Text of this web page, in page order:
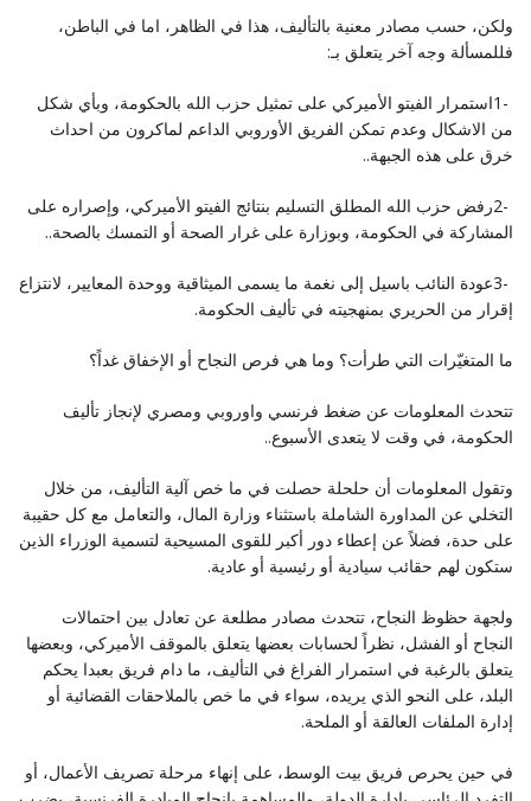
ولكن، حسب مصادر معنية بالتأليف، هذا في الظاهر، اما في الباطن،
فللمسألة وجه آخر يتعلق بـ‎:‎
‎1- ‎استمرار الفيتو الأميركي على تمثيل حزب الله بالحكومة، وبأي شكل
من الاشكال وعدم تمكن الفريق الأوروبي ‏الداعم لماكرون من احداث
خرق على هذه الجبهة‎..‎
‎2- ‎رفض حزب الله المطلق التسليم بنتائج الفيتو الأميركي، وإصراره على
المشاركة في الحكومة، وبوزارة على غرار ‏الصحة أو التمسك بالصحة‎..‎
‎3- ‎عودة النائب باسيل إلى نغمة ما يسمى الميثاقية ووحدة المعايير، لانتزاع
إقرار من الحريري بمنهجيته في تأليف ‏الحكومة‎.‎
ما المتغيّرات التي طرأت؟ وما هي فرص النجاح أو الإخفاق غداً؟
تتحدث المعلومات عن ضغط فرنسي واوروبي ومصري لإنجاز تأليف
الحكومة، في وقت لا يتعدى الأسبوع‎..‎
وتقول المعلومات أن حلحلة حصلت في ما خص آلية التأليف، من خلال
التخلي عن المداورة الشاملة باستثناء وزارة ‏المال، والتعامل مع كل حقيبة
على حدة، فضلاً عن إعطاء دور أكبر للقوى المسيحية لتسمية الوزراء الذين
ستكون لهم ‏حقائب سيادية أو رئيسية أو عادية‎.‎
ولجهة حظوظ النجاح، تتحدث مصادر مطلعة عن تعادل بين احتمالات
النجاح أو الفشل، نظراً لحسابات بعضها يتعلق ‏بالموقف الأميركي، وبعضها
يتعلق بالرغبة في استمرار الفراغ في التأليف، ما دام فريق بعبدا يحكم
البلد، على النحو ‏الذي يريده، سواء في ما خص بالملاحقات القضائية أو
إدارة الملفات العالقة أو الملحة‎.‎
في حين يحرص فريق بيت الوسط، على إنهاء مرحلة تصريف الأعمال، أو